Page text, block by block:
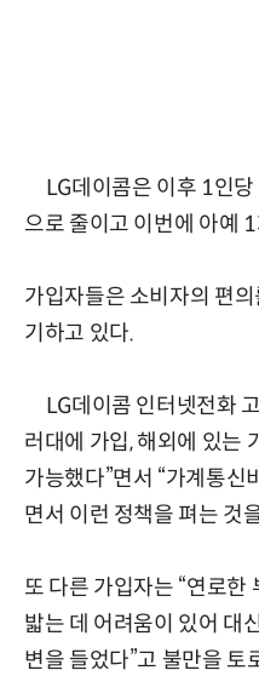
LG데이콤은 이후 1인당
으로 줄이고 이번에 아예
가입자들은 소비자의 편
기하고 있다.
LG데이콤 인터넷전화
러대에 가입, 해외에 있는
가능했다”면서 “가계통신
면서 이런 정책을 펴는 것
또 다른 가입자는 “연로한
밟는 데 어려움이 있어 대
변을 들었다”고 불만을 토